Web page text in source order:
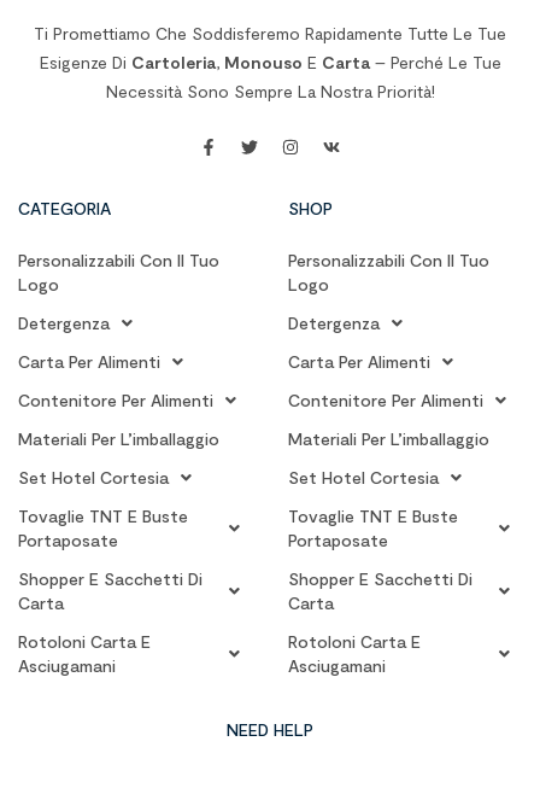
Ti Promettiamo Che Soddisferemo Rapidamente Tutte Le Tue
Esigenze Di Cartoleria, Monouso E Carta– Perché Le Tue
Necessità Sono Sempre La Nostra Priorità!
CATEGORIA
Personalizzabili Con Il Tuo
Logo
Detergenza
Carta Per Alimenti
Contenitore Per Alimenti
Materiali Per L’imballaggio
Set Hotel Cortesia
Tovaglie TNT E Buste
Portaposate
Shopper E Sacchetti Di
Carta
Rotoloni Carta E
Asciugamani
SHOP
Personalizzabili Con Il Tuo
Logo
Detergenza
Carta Per Alimenti
Contenitore Per Alimenti
Materiali Per L’imballaggio
Set Hotel Cortesia
Tovaglie TNT E Buste
Portaposate
Shopper E Sacchetti Di
Carta
Rotoloni Carta E
Asciugamani
NEED HELP